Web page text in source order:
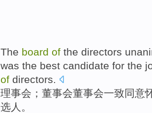
The board of the directors
was the best candidate for the
of directors.
理事会 ； 董事会董事会一致同意
选人 。